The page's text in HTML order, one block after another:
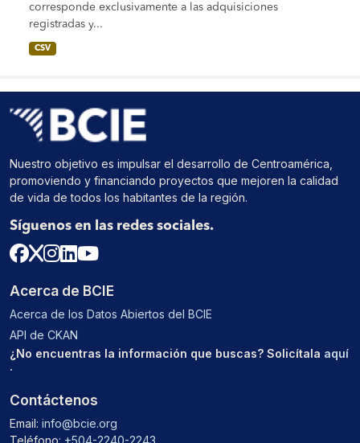
corresponde exclusivamente a las adquisiciones
registradas y...
CSV
Nuestro objetivo es impulsar el desarrollo de Centroamérica,
promoviendo y financiando proyectos que mejoren la calidad
de vida de todos los habitantes de la región.
Síguenos en las redes sociales.
Acerca de BCIE
Acerca de los Datos Abiertos del BCIE
API de CKAN
¿No encuentras la información que buscas? Solicítala aquí
.
Contáctenos
Email: info@bcie.org
Teléfono: +504-2240-2243